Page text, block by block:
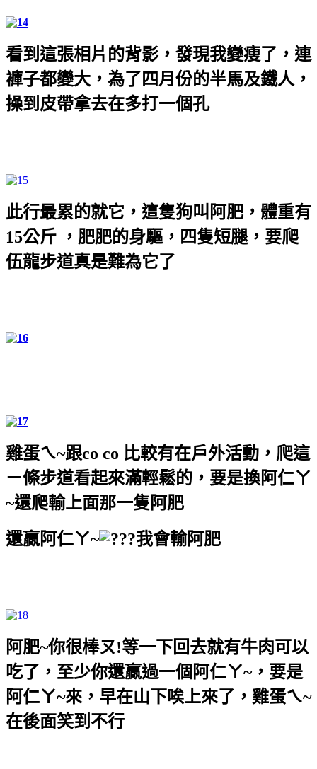
看到這張相片的背影，發現我變瘦了，連
褲子都變大，為了四月份的半馬及鐵人，
操到皮帶拿去在多打一個孔
此行最累的就它，這隻狗叫阿肥，體重有
15公斤 ，肥肥的身驅，四隻短腿，要爬
伍龍步道真是難為它了
雞蛋ㄟ~跟co co 比較有在戶外活動，爬這
ㄧ條步道看起來滿輕鬆的，要是換阿仁ㄚ
~還爬輸上面那一隻阿肥
還贏阿仁ㄚ~
我會輸阿肥
阿肥~你很棒ㄡ!等一下回去就有牛肉可以
吃了，至少你還贏過一個阿仁ㄚ~，要是
阿仁ㄚ~來，早在山下唉上來了，雞蛋ㄟ~
在後面笑到不行